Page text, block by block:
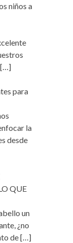
niños a
[…]
para
la
desde
QUE
un
¿no
de[…]